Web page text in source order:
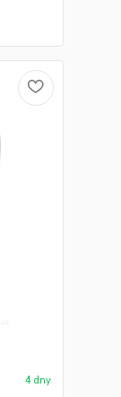
4 dny